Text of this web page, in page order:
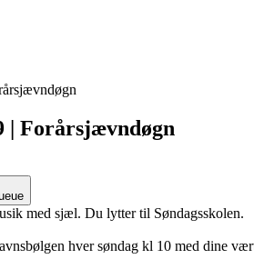
| Forårsjævndøgn
med sjæl. Du lytter til Søndagsskolen.
hver søndag kl 10 med dine